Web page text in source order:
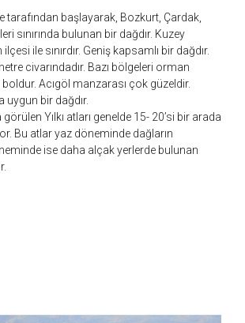
tarafından başlayarak, Bozkurt, Çardak,
sınırında bulunan bir dağdır. Kuzey
ile sınırdır. Geniş kapsamlı bir dağdır.
civarındadır. Bazı bölgeleri orman
Acıgöl manzarası çok güzeldir.
uygun bir dağdır.
Yılkı atları genelde 15- 20’si bir arada
Bu atlar yaz döneminde dağların
ise daha alçak yerlerde bulunan